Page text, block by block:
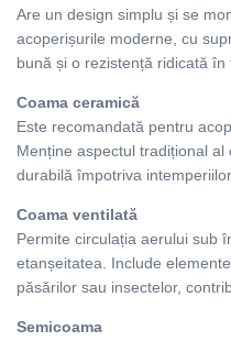
Are un design simplu și se
acoperișurile moderne, cu
bună și o rezistență ridicată în
Coama ceramică
Este recomandată pentru
Menține aspectul tradițional
durabilă împotriva
Coama ventilată
Permite circulația aerului sub
etanșeitatea. Include
păsărilor sau insectelor,
Semicoama